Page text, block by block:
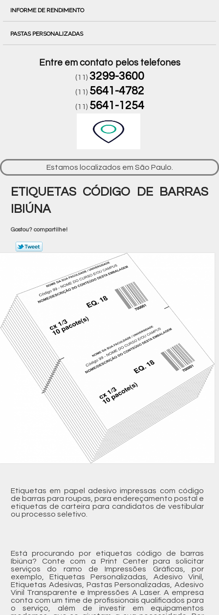
INFORME DE RENDIMENTO
PASTAS PERSONALIZADAS
Entre em contato pelos telefones
(11) 3299-3600
(11) 5641-4782
(11) 5641-1254
Estamos localizados em São Paulo.
ETIQUETAS CÓDIGO DE BARRAS
IBIÚNA
Gostou? compartilhe!
Etiquetas em papel adesivo impressas com código
de barras para roupas, para endereçamento postal e
etiquetas de carteira para candidatos de vestibular
ou processo seletivo.
Está procurando por etiquetas código de barras
Ibiúna? Conte com a Print Center para solicitar
serviços do ramo de Impressões Gráficas, por
exemplo, Etiquetas Personalizadas, Adesivo Vinil,
Etiquetas Adesivas, Pastas Personalizadas, Adesivo
Vinil Transparente e Impressões A Laser. A empresa
conta com um time de profissionais qualificados para
o serviço, além de investir em equipamentos